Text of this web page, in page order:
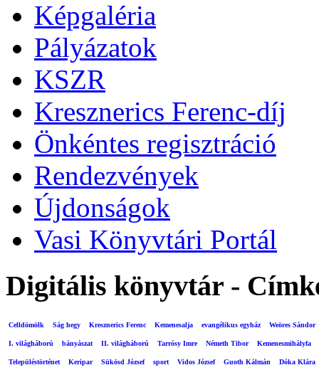
Képgaléria
Pályázatok
KSZR
Kresznerics Ferenc-díj
Önkéntes regisztráció
Rendezvények
Újdonságok
Vasi Könyvtári Portál
Digitális könyvtár -
Celldömölk Ság hegy Kresznerics Ferenc Kemenesalja evangélikus egyház Weöres Sándor
I. világháború bányászat II. világháború Tarrósy Imre Németh Tibor Kemenesmihályfa
Településtörténet Keripar Sükösd József sport Vidos József Guoth Kálmán Dóka Klára